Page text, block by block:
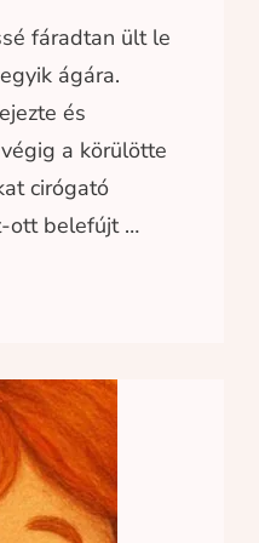
fáradtan ült le
ágára.
és
a körülötte
cirógató
ott belefújt …